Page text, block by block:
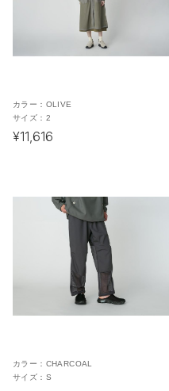
カラー： OLIVE
サイズ： 2
¥11,616
カラー： CHARCOAL
サイズ： S